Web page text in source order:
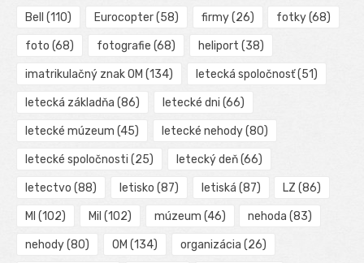
Bell (110) Eurocopter(58) firmy(26) fotky(68)
foto (68) fotografie (68) heliport (38)
imatrikulačný znak OM (134) letecká spoločnosť(51)
letecká základňa (86) letecké dni (66)
letecké múzeum (45) letecké nehody(80)
letecké spoločnosti (25) letecký deň(66)
letectvo (88) letisko (87) letiská (87) LZ (86)
MI (102) Mil (102) múzeum (46) nehoda (83)
nehody(80) OM (134) organizácia (26)